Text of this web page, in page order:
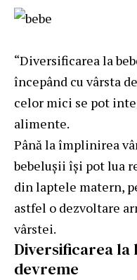
“Diversificarea la
începând cu vârsta
celor mici se pot
alimente.
Până la împlinirea
bebelușii își pot lua
din laptele matern,
astfel o dezvoltare
vârstei.
Diversificarea la
devreme